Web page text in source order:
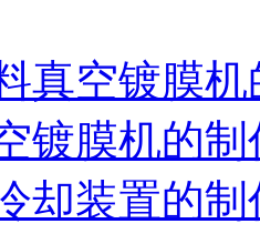
真空镀膜
镀膜机的制
却装置的制